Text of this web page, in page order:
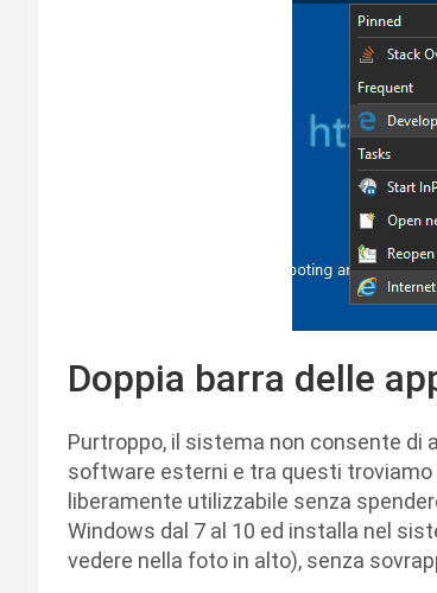
Doppia barra delle
Purtroppo, il sistema non consente di
software esterni e tra questi troviamo
liberamente utilizzabile senza
Windows dal 7 al 10 ed installa nel
vedere nella foto in alto), senza